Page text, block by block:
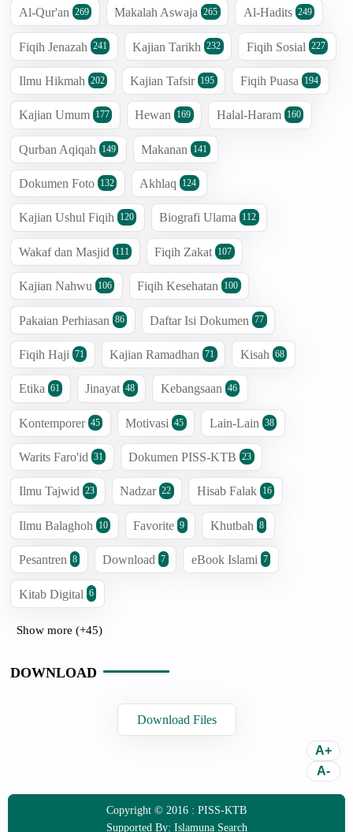
Al-Qur'an 269 Makalah Aswaja 265 Al-Hadits 249
Fiqih Jenazah 241 Kajian Tarikh 232 Fiqih Sosial 227
Ilmu Hikmah 202 Kajian Tafsir 195 Fiqih Puasa 194
Kajian Umum 177 Hewan 169 Halal-Haram 160
Qurban Aqiqah 149 Makanan 141
Dokumen Foto 132 Akhlaq 124
Kajian Ushul Fiqih 120 Biografi Ulama 112
Wakaf dan Masjid 111 Fiqih Zakat 107
Kajian Nahwu 106 Fiqih Kesehatan 100
Pakaian Perhiasan 86 Daftar Isi Dokumen 77
Fiqih Haji 71 Kajian Ramadhan 71 Kisah 68
Etika 61 Jinayat 48 Kebangsaan 46
Kontemporer 45 Motivasi 45 Lain-Lain 38
Warits Faro'id 31 Dokumen PISS-KTB 23
Ilmu Tajwid 23 Nadzar 22 Hisab Falak 16
Ilmu Balaghoh 10 Favorite 9 Khutbah 8
Pesantren 8 Download 7 eBook Islami 7
Kitab Digital 6
Show more (+45)
DOWNLOAD
Download Files
Copyright © 2016 : PISS-KTB
Supported By: Islamuna Search